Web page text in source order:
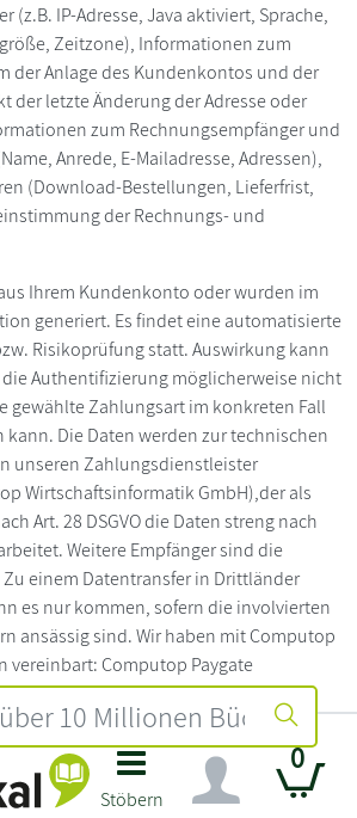
Stöbern
0
(z.B. IP-Adresse, Java aktiviert, Sprache,
Zeitzone), Informationen zum
der Anlage des Kundenkontos und der
der letzte Änderung der Adresse oder
zum Rechnungsempfänger und
Anrede, E-Mailadresse, Adressen),
(Download-Bestellungen, Lieferfrist,
der Rechnungs- und
Ihrem Kundenkonto oder wurden im
generiert. Es findet eine automatisierte
Risikoprüfung statt. Auswirkung kann
Authentifizierung möglicherweise nicht
gewählte Zahlungsart im konkreten Fall
Die Daten werden zur technischen
unseren Zahlungsdienstleister
Wirtschaftsinformatik GmbH),der als
Art. 28 DSGVO die Daten streng nach
Weitere Empfänger sind die
einem Datentransfer in Drittländer
es nur kommen, sofern die involvierten
ansässig sind. Wir haben mit Computop
vereinbart: Computop Paygate
Analytics: Löschung von
nach Ablauf von 12 Monaten;
Löschung von
nach Ablauf von 24 Monaten;
der Datenbanken für die Dauer